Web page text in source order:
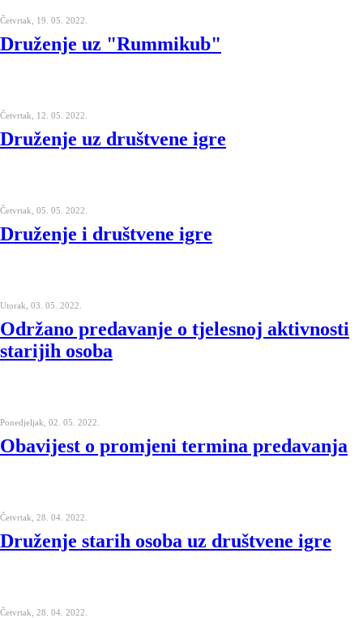
Četvrtak, 19. 05. 2022.
Druženje uz "Rummikub"
Četvrtak, 12. 05. 2022.
Druženje uz društvene igre
Četvrtak, 05. 05. 2022.
Druženje i društvene igre
Utorak, 03. 05. 2022.
Održano predavanje o tjelesnoj aktivnosti
starijih osoba
Ponedjeljak, 02. 05. 2022.
Obavijest o promjeni termina predavanja
Četvrtak, 28. 04. 2022.
Druženje starih osoba uz društvene igre
Četvrtak, 28. 04. 2022.